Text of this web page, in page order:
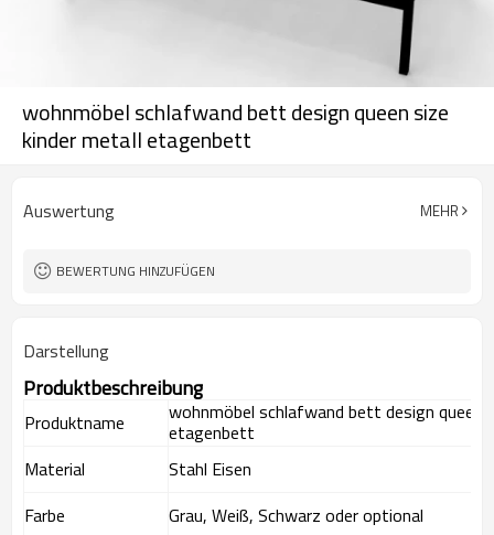
wohnmöbel schlafwand bett design queen size
kinder metall etagenbett
Auswertung MEHR
BEWERTUNG HINZUFÜGEN
Darstellung
Produktbeschreibung
Produktname wohnmöbel schlafwand bett design queen
etagenbett
Material
Stahl Eisen
Farbe
Grau, Weiß, Schwarz oder optional